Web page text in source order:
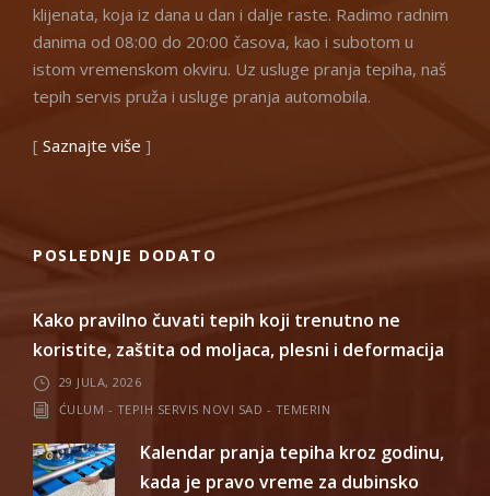
klijenata, koja iz dana u dan i dalje raste. Radimo radnim
danima od 08:00 do 20:00 časova, kao i subotom u
istom vremenskom okviru. Uz usluge pranja tepiha, naš
tepih servis pruža i usluge pranja automobila.
[ Saznajte više ]
POSLEDNJE DODATO
Kako pravilno čuvati tepih koji trenutno ne
koristite, zaštita od moljaca, plesni i deformacija
29 JULA, 2026
ĆULUM - TEPIH SERVIS NOVI SAD - TEMERIN
Kalendar pranja tepiha kroz godinu,
kada je pravo vreme za dubinsko